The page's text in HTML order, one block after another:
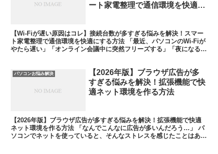
ート家電整理で通信環境を快適に
【Wi-Fiが遅い原因はコレ】接続台数が多すぎる悩みを解決！スマー
ト家電整理で通信環境を快適にする方法 「最近、パソコンのWi-Fiが
やたら遅い」「オンライン会議中に突然フリーズする」「夜になると
パソコンお悩み解決
【2026年版】ブラウザ広告が多
すぎる悩みを解決！拡張機能で快
適ネット環境を作る方法
【2026年版】ブラウザ広告が多すぎる悩みを解決！拡張機能で快適
ネット環境を作る方法 「なんでこんなに広告が多いんだろう…」 パ
ソコンでネットを使っていると、そんなストレスを感じたことはあり